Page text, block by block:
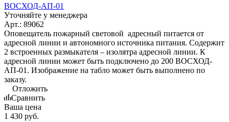
ВОСХОД-АП-01
Уточняйте у менеджера
Арт.: 89062
Оповещатель пожарный световой адресный питается от
адресной линии и автономного источника питания. Содержит
2 встроенных размыкателя – изолятра адресной линии. К
адресной линии может быть подключено до 200 ВОСХОД-
АП-01. Изображение на табло может быть выполнено по
заказу.
Отложить
Сравнить
Ваша цена
1 430 руб.